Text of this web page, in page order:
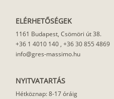
ELÉRHETŐSÉGEK
1161 Budapest, Csömöri út 38.
+36 1 4010 140, +36 30 855 4869
info@gres-massimo.hu
NYITVATARTÁS
Hétköznap: 8-17 óráig